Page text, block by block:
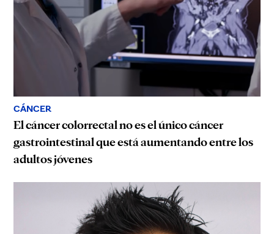
CÁNCER
El cáncer colorrectal no es el único cáncer
gastrointestinal que está aumentando entre los
adultos jóvenes